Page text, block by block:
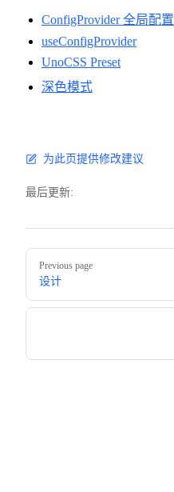
ConfigProvider 全局配置
useConfigProvider
UnoCSS Preset
深色模式
为此页提供修改建议
最后更新:
Pager
Previous page
设计